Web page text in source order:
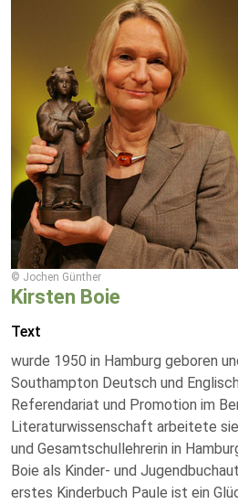
© Jochen Günther
Kirsten Boie
Text
wurde 1950 in Hamburg geboren
Southampton Deutsch und
Referendariat und Promotion im
Literaturwissenschaft arbeitete
und Gesamtschullehrerin in
Boie als Kinder- und
erstes Kinderbuch Paule ist ein